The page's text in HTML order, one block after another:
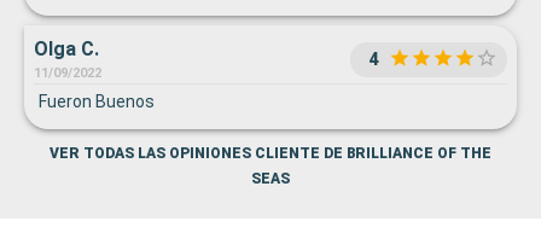
Olga C.
11/09/2022
4
Fueron Buenos
VER TODAS LAS OPINIONES CLIENTE DE BRILLIANCE OF THE
SEAS